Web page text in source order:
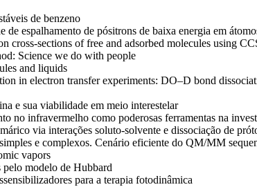
de benzeno
espalhamento de pósitrons de baixa energia em
sections of free and adsorbed molecules using
Science we do with people
and liquids
in electron transfer experiments: DO–D bond
e sua viabilidade em meio interestelar
infravermelho como poderosas ferramentas na
via interações soluto-solvente e dissociação de
e complexos. Cenário eficiente do QM/MM
vapors
pelo modelo de Hubbard
para a terapia fotodinâmica